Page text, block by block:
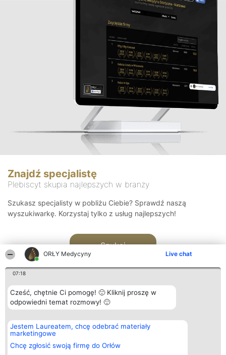
ORŁY Medycyny Live chat
07:18
Cześć, chętnie Ci pomogę! 🙂 Kliknij proszę w
odpowiedni temat rozmowy! 🙂
Jestem Laureatem, chcę odebrać materiały
marketingowe
Chcę zgłosić swoją firmę do Orłów
Znajdź specjalistę
Plebiscyt skupia najlepszych w branży
Szukasz specjalisty w pobliżu Ciebie? Sprawdź naszą
wyszukiwarkę. Korzystaj tylko z usług najlepszych!
Szukaj
Organizator plebiscytu
Bright Side Solutions sp. z o.
o. sp. k.
ul. Ruska 22
Wrocław 50-079
Plebiscyt
Laureaci
wszystkich
Laureatów
Kontakt
Kontakt